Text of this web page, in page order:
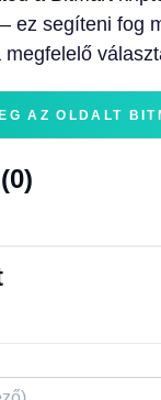
ez segíteni fog
AZ OLDALT